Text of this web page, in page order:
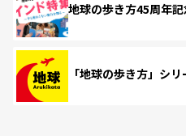
地球の歩き方45周年
「地球の歩き方」シ